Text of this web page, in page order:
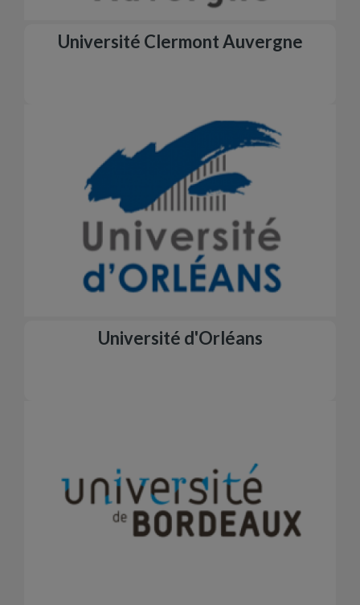
Université Clermont Auvergne
Université d'Orléans